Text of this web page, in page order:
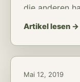
die anderen
letzten
anscheinend
Artikel lesen →
Mai 12, 2019